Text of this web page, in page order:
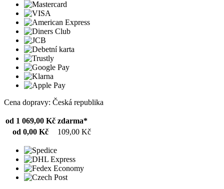
Cena dopravy: Česká republika
od 1 069,00 Kč zdarma*
od 0,00 Kč
109,00 Kč